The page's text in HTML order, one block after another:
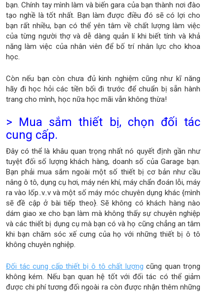
bạn. Chính tay mình làm và biến gara của bạn thành nơi đào
tạo nghề là tốt nhất. Bạn làm được điều đó sẽ có lợi cho
bạn rất nhiều, bạn có thể yên tâm về chất lượng làm việc
của từng người thợ và dễ dàng quản lí khi biết tính và khả
năng làm việc của nhân viên để bố trí nhân lực cho khoa
học.
Còn nếu bạn còn chưa đủ kinh nghiệm cũng như kĩ năng
hãy đi học hỏi các tiền bối đi trước để chuẩn bị sẵn hành
trang cho mình, học nữa học mãi vẫn không thừa!
> Mua sắm thiết bị, chọn đối tác
cung cấp.
Đây có thể là khâu quan trọng nhất nó quyết định gần như
tuyệt đối số lượng khách hàng, doanh số của Garage bạn.
Bạn phải mua sắm ngoài một số thiết bị cơ bản như cầu
nâng ô tô, dụng cụ hơi, máy nén khí, máy chẩn đoán lỗi, máy
ra vào lốp..v..v và một số máy móc chuyên dụng khác {mình
sẽ đề cập ở bài tiếp theo}. Sẽ không có khách hàng nào
dám giao xe cho bạn làm mà không thấy sự chuyên nghiệp
và các thiết bị dụng cụ mà bạn có và họ cũng chẳng an tâm
khi bạn chăm sóc xế cưng của họ với những thiết bị ô tô
không chuyên nghiệp.
Đối tác cung cấp thiết bị ô tô chất lượng cũng quan trọng
không kém. Nếu bạn quan hệ tốt với đối tác có thể giảm
được chi phí tương đối ngoài ra còn được nhận thêm những